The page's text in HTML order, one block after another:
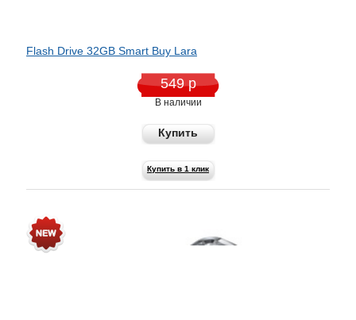
Flash Drive 32GB Smart Buy Lara
549 р
В наличии
Купить
Купить в 1 клик